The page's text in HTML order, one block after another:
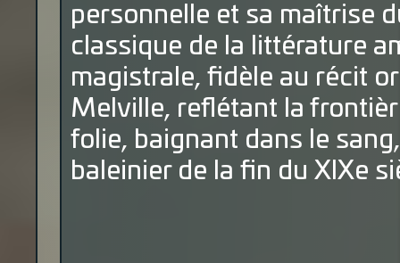
personnelle et sa maîtrise
classique de la littérature
magistrale, fidèle au récit
Melville, reflétant la
folie, baignant dans le
baleinier de la fin du XIXe